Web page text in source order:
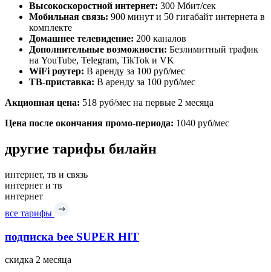
Высокоскоростной интернет: 300 Мбит/сек
Мобильная связь: 900 минут и 50 гигабайт интернета в
комплекте
Домашнее телевидение: 200 каналов
Дополнительные возможности: Безлимитный трафик
на YouTube, Telegram, TikTok и VK
WiFi роутер: В аренду за 100 руб/мес
ТВ-приставка: В аренду за 100 руб/мес
Акционная цена: 518 руб/мес на первые 2 месяца
Цена после окончания промо-периода: 1040 руб/мес
другие тарифы билайн
интернет, тв и связь
интернет и тв
интернет
все тарифы
подписка bee SUPER HIT
скидка 2 месяца